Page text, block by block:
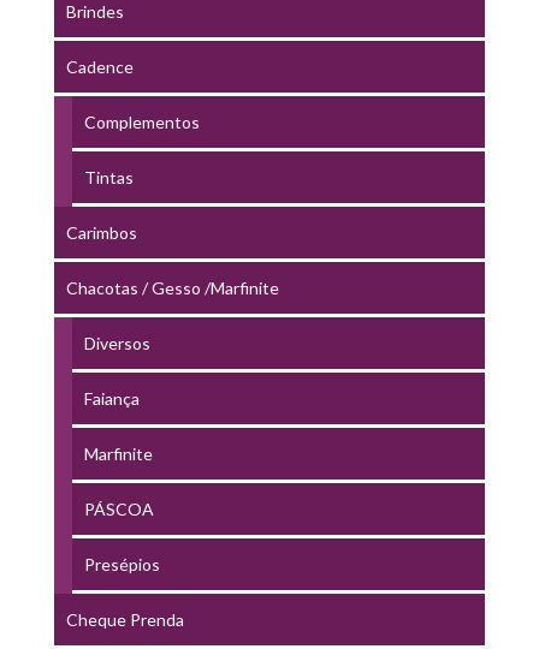
Brindes
Cadence
Complementos
Tintas
Carimbos
Chacotas / Gesso /Marfinite
Diversos
Faiança
Marfinite
PÁSCOA
Presépios
Cheque Prenda